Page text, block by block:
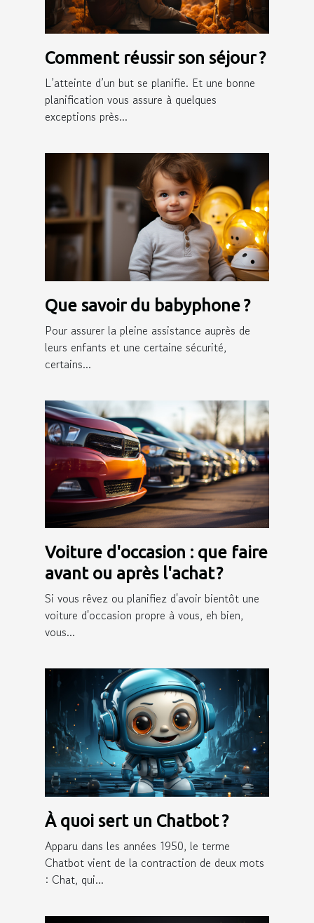
Comment réussir son séjour ?
L’atteinte d’un but se planifie. Et une bonne
planification vous assure à quelques
exceptions près...
Que savoir du babyphone ?
Pour assurer la pleine assistance auprès de
leurs enfants et une certaine sécurité,
certains...
Voiture d'occasion : que faire
avant ou après l'achat ?
Si vous rêvez ou planifiez d'avoir bientôt une
voiture d'occasion propre à vous, eh bien,
vous...
À quoi sert un Chatbot ?
Apparu dans les années 1950, le terme
Chatbot vient de la contraction de deux mots
: Chat, qui...